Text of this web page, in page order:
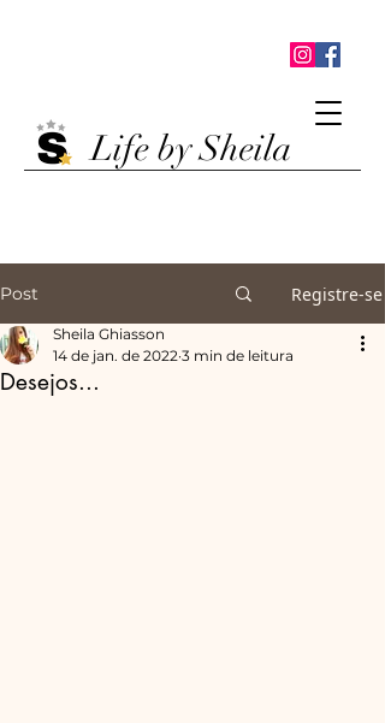
Life by Sheila
Post Registre-se
Desejos...
Sheila Ghiasson
14 de jan. de 2022 3 min de leitura